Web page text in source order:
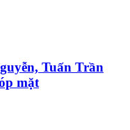
Tuấn Trần
mặt